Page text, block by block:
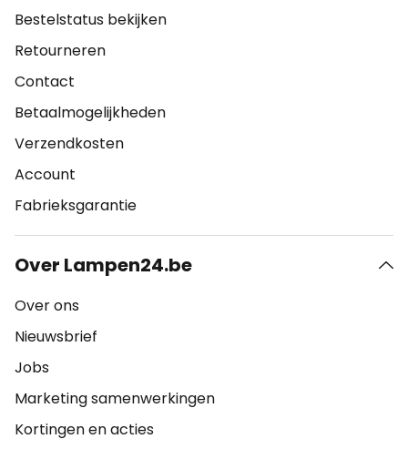
Bestelstatus bekijken
Retourneren
Contact
Betaalmogelijkheden
Verzendkosten
Account
Fabrieksgarantie
Over Lampen24.be
Over ons
Nieuwsbrief
Jobs
Marketing samenwerkingen
Kortingen en acties